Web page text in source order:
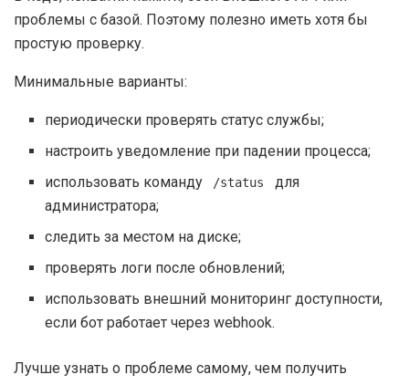
проблемы с базой. Поэтому полезно иметь хотя бы
простую проверку.
Минимальные варианты:
периодически проверять статус службы;
настроить уведомление при падении процесса;
использовать команду
/status
для
администратора;
следить за местом на диске;
проверять логи после обновлений;
использовать внешний мониторинг доступности,
если бот работает через webhook.
Лучше узнать о проблеме самому, чем получить